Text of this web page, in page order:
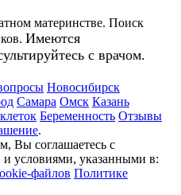
материнстве. Поиск
Имеются
с врачом.
Новосибирск
Самара Омск Казань
Беременность Отзывы
.
Вы соглашаетесь с
условиями, указанными в:
файлов Политике